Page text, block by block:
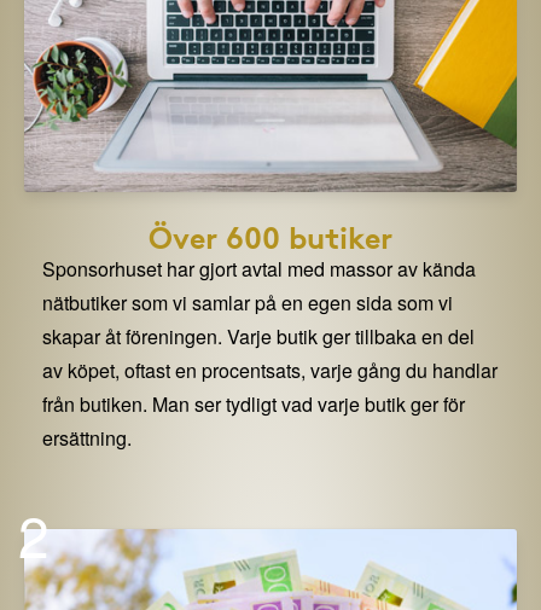
Över 600 butiker
Sponsorhuset har gjort avtal med massor av kända
nätbutiker som vi samlar på en egen sida som vi
skapar åt föreningen. Varje butik ger tillbaka en del
av köpet, oftast en procentsats, varje gång du handlar
från butiken. Man ser tydligt vad varje butik ger för
ersättning.
2